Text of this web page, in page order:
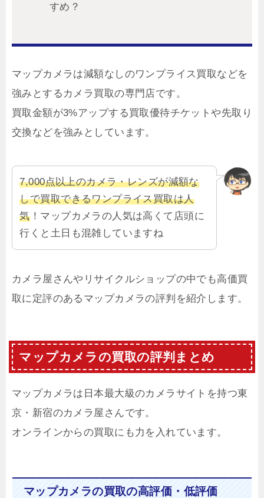
すめ？
マップカメラは減額なしのワンプライス買取などを
強みとするカメラ買取の専門店です。
買取金額が3%アップする買取優待チケットや先取り
交換などを強みとしています。
7,000点以上のカメラ・レンズが減額な
しで買取できるワンプライス買取は人
気！マップカメラの人気は高くて店頭に
行くと土日も混雑していますね
カメラ屋さんやリサイクルショップの中でも高価買
取に定評のあるマップカメラの評判を紹介します。
マップカメラの買取の評判まとめ
マップカメラは日本最大級のカメラサイトを持つ東
京・新宿のカメラ屋さんです。
オンラインからの買取にも力を入れています。
マップカメラの買取の高評価・低評価